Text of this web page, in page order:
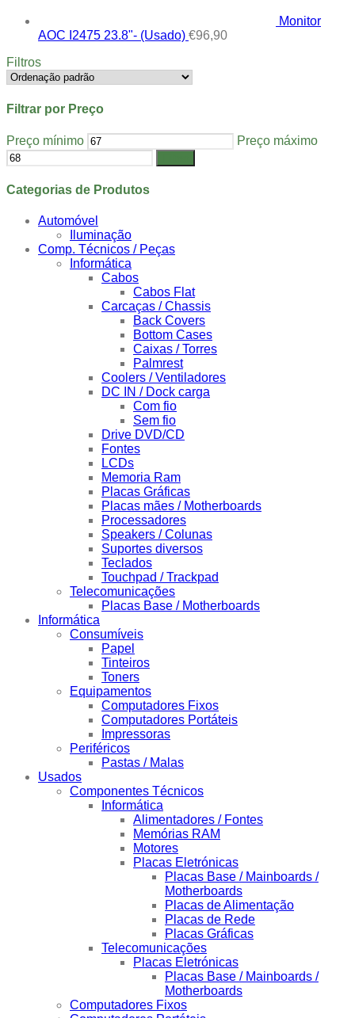
Monitor
AOC I2475 23.8"- (Usado) €96,90
Filtros
Filtrar por Preço
Preço mínimo Preço máximo
Categorias de Produtos
Automóvel
Iluminação
Comp. Técnicos / Peças
Informática
Cabos
Cabos Flat
Carcaças / Chassis
Back Covers
Bottom Cases
Caixas / Torres
Palmrest
Coolers / Ventiladores
DC IN / Dock carga
Com fio
Sem fio
Drive DVD/CD
Fontes
LCDs
Memoria Ram
Placas Gráficas
Placas mães / Motherboards
Processadores
Speakers / Colunas
Suportes diversos
Teclados
Touchpad / Trackpad
Telecomunicações
Placas Base / Motherboards
Informática
Consumíveis
Papel
Tinteiros
Toners
Equipamentos
Computadores Fixos
Computadores Portáteis
Impressoras
Periféricos
Pastas / Malas
Usados
Componentes Técnicos
Informática
Alimentadores / Fontes
Memórias RAM
Motores
Placas Eletrónicas
Placas Base / Mainboards /
Motherboards
Placas de Alimentação
Placas de Rede
Placas Gráficas
Telecomunicações
Placas Eletrónicas
Placas Base / Mainboards /
Motherboards
Computadores Fixos